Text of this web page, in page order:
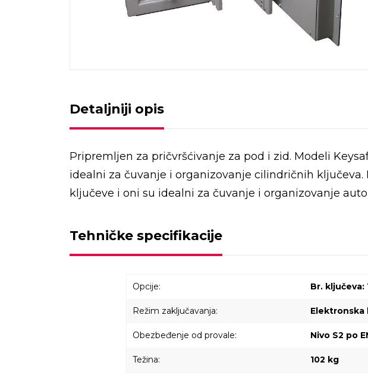
Detaljniji opis
Pripremljen za pričvršćivanje za pod i zid. Modeli
idealni za čuvanje i organizovanje cilindričnih
ključeve i oni su idealni za čuvanje i organizovanje
Tehničke specifikacije
Opcije: Br. ključeva:
Režim zaključavanja: Elektronska
Obezbeđenje od provale: Nivo S2 po
Težina: 102 kg